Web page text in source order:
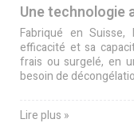
Une technologie
Fabriqué en Suisse,
efficacité et sa
frais ou surgelé, en
besoin de
Lire plus »